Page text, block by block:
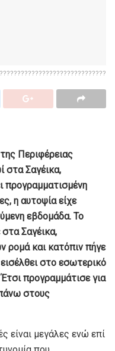
Περιφέρειας
στα Σαγέικα,
προγραμματισμένη
η αυτοψία είχε
εβδομάδα. Το
Σαγέικα,
ρομά και κατόπιν πήγε
στο εσωτερικό
προγραμμάτισε για
στους
είναι μεγάλες ενώ επί